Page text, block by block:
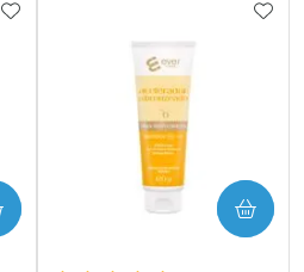
ADICIONAR AOS FAVORITOS
COMPRAR